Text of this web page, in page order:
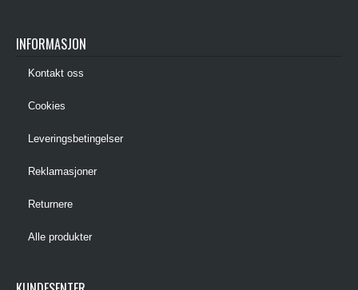
INFORMASJON
Kontakt oss
Cookies
Leveringsbetingelser
Reklamasjoner
Returnere
Alle produkter